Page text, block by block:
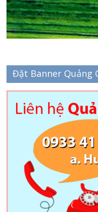
Đặt Banner Quảng